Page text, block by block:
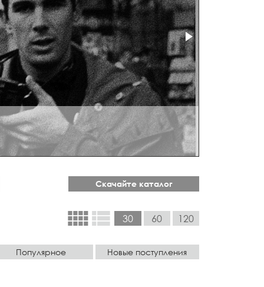
Скачайте каталог
view_comfyview_list 30 60 120
Популярное Новые поступления